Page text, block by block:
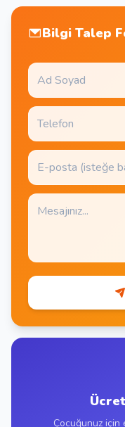
Bilgi Talep
Çocuğunuz için